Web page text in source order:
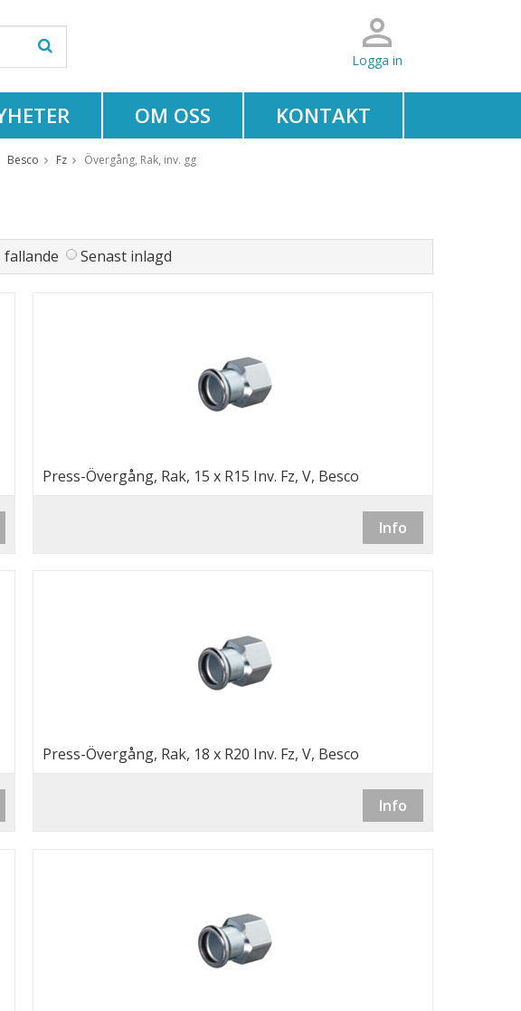
Logga in
OM OSS KONTAKT
Besco Fz Övergång, Rak, inv. gg
fallande Senast inlagd
Press-Övergång, Rak, 15 x R15 Inv. Fz, V, Besco
Info
Press-Övergång, Rak, 18 x R20 Inv. Fz, V, Besco
Info